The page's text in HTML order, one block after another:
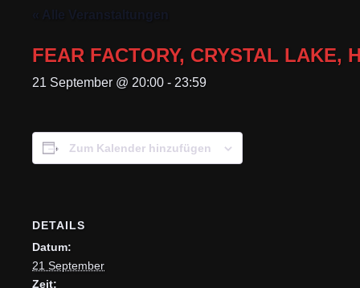
« Alle Veranstaltungen
FEAR FACTORY, CRYSTAL LAKE,
21 September @ 20:00 - 23:59
Zum Kalender hinzufügen
DETAILS
Datum:
21 September
Zeit: